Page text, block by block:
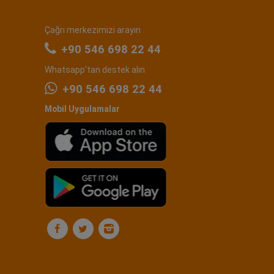
Çağrı merkezimizi arayın
+90 546 698 22 44
Whatsapp'tan destek alın
+90 546 698 22 44
Mobil Uygulamalar